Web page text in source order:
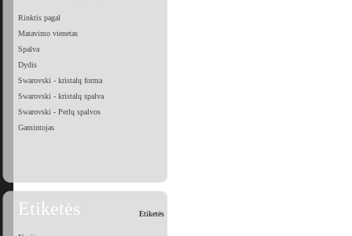
Rinktis pagal
Matavimo vienetas
Spalva
Dydis
Swarovski - kristalų forma
Swarovski - kristalų spalva
Swarovski - Perlų spalvos
Gamintojas
Etiketės Etiketės